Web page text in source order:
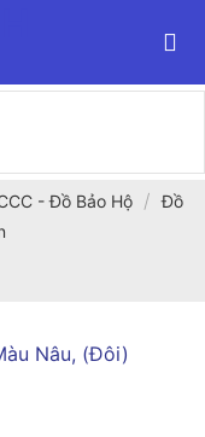
- Đồ Bảo Hộ / Đồ